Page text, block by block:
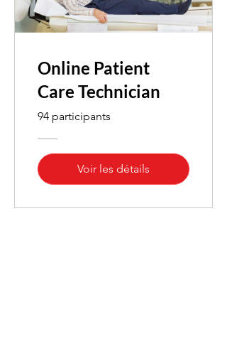
Online Patient
Care Technician
94 participants
Voir les détails